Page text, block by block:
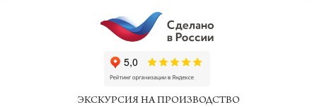
ЭКСКУРСИЯ НА ПРОИЗВОДСТВО